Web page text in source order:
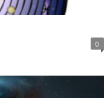
0